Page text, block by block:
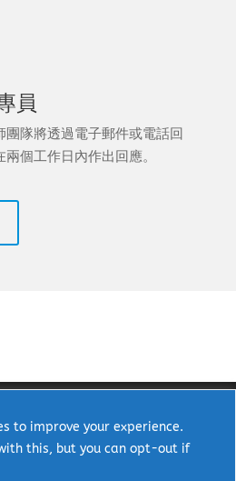
to improve your experience.
this, but you can opt-out if
員
隊將透過電子郵件或電話回
個工作日內作出回應。
Semi Corp. All rights